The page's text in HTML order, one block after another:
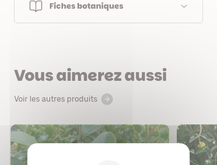
Fiches botaniques
Vous aimerez aussi
Voir les autres produits